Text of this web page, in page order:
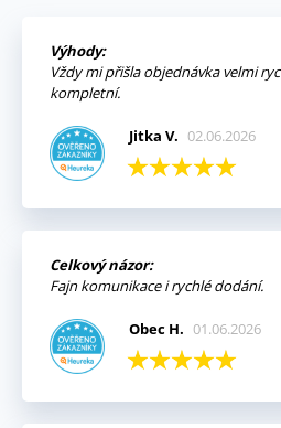
Výhody:
Vždy mi přišla objednávka velmi
kompletní.
Jitka V. 02.06.2026
Celkový názor:
Fajn komunikace i rychlé dodání.
Obec H. 01.06.2026